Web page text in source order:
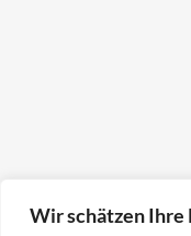
Wir schätzen Ihre